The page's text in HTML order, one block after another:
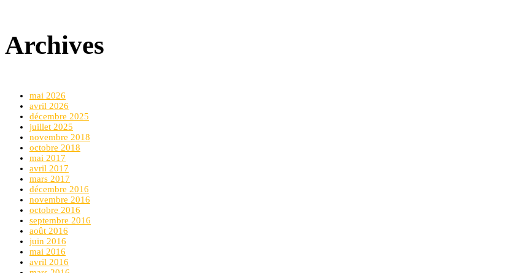
Archives
mai 2026
avril 2026
décembre 2025
juillet 2025
novembre 2018
octobre 2018
mai 2017
avril 2017
mars 2017
décembre 2016
novembre 2016
octobre 2016
septembre 2016
août 2016
juin 2016
mai 2016
avril 2016